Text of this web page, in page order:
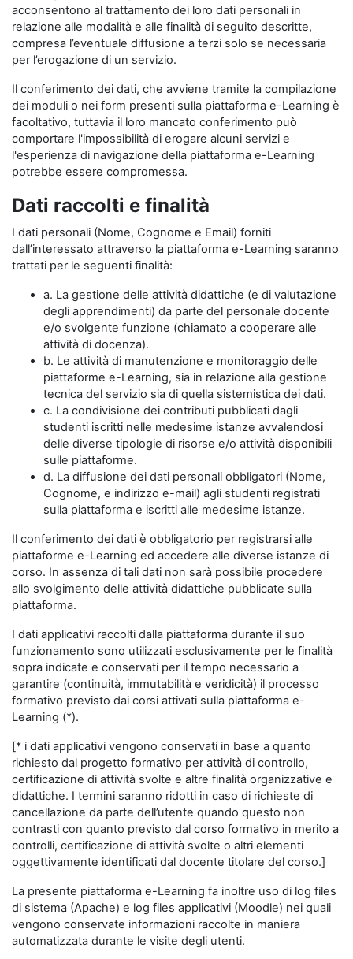
acconsentono al trattamento dei loro dati personali in
relazione alle modalità e alle finalità di seguito descritte,
compresa l’eventuale diffusione a terzi solo se necessaria
per l’erogazione di un servizio.
Il conferimento dei dati, che avviene tramite la compilazione
dei moduli o nei form presenti sulla piattaforma e-Learning è
facoltativo, tuttavia il loro mancato conferimento può
comportare l'impossibilità di erogare alcuni servizi e
l'esperienza di navigazione della piattaforma e-Learning
potrebbe essere compromessa.
Dati raccolti e finalità
I dati personali (Nome, Cognome e Email) forniti
dall’interessato attraverso la piattaforma e-Learning saranno
trattati per le seguenti finalità:
a. La gestione delle attività didattiche (e di valutazione
degli apprendimenti) da parte del personale docente
e/o svolgente funzione (chiamato a cooperare alle
attività di docenza).
b. Le attività di manutenzione e monitoraggio delle
piattaforme e-Learning, sia in relazione alla gestione
tecnica del servizio sia di quella sistemistica dei dati.
c. La condivisione dei contributi pubblicati dagli
studenti iscritti nelle medesime istanze avvalendosi
delle diverse tipologie di risorse e/o attività disponibili
sulle piattaforme.
d. La diffusione dei dati personali obbligatori (Nome,
Cognome, e indirizzo e-mail) agli studenti registrati
sulla piattaforma e iscritti alle medesime istanze.
Il conferimento dei dati è obbligatorio per registrarsi alle
piattaforme e-Learning ed accedere alle diverse istanze di
corso. In assenza di tali dati non sarà possibile procedere
allo svolgimento delle attività didattiche pubblicate sulla
piattaforma.
I dati applicativi raccolti dalla piattaforma durante il suo
funzionamento sono utilizzati esclusivamente per le finalità
sopra indicate e conservati per il tempo necessario a
garantire (continuità, immutabilità e veridicità) il processo
formativo previsto dai corsi attivati sulla piattaforma e-
Learning (*).
[* i dati applicativi vengono conservati in base a quanto
richiesto dal progetto formativo per attività di controllo,
certificazione di attività svolte e altre finalità organizzative e
didattiche. I termini saranno ridotti in caso di richieste di
cancellazione da parte dell’utente quando questo non
contrasti con quanto previsto dal corso formativo in merito a
controlli, certificazione di attività svolte o altri elementi
oggettivamente identificati dal docente titolare del corso.]
La presente piattaforma e-Learning fa inoltre uso di log files
di sistema (Apache) e log files applicativi (Moodle) nei quali
vengono conservate informazioni raccolte in maniera
automatizzata durante le visite degli utenti.